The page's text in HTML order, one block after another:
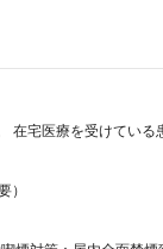
在宅医療を受けてい
）